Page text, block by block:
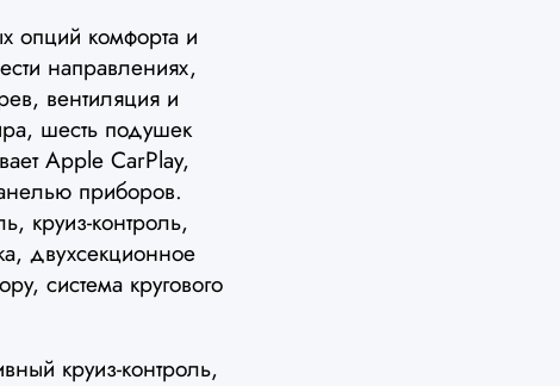
опций комфорта и
направлениях,
вентиляция и
шесть подушек
Apple CarPlay,
приборов.
круиз-контроль,
двухсекционное
система кругового
круиз-контроль,